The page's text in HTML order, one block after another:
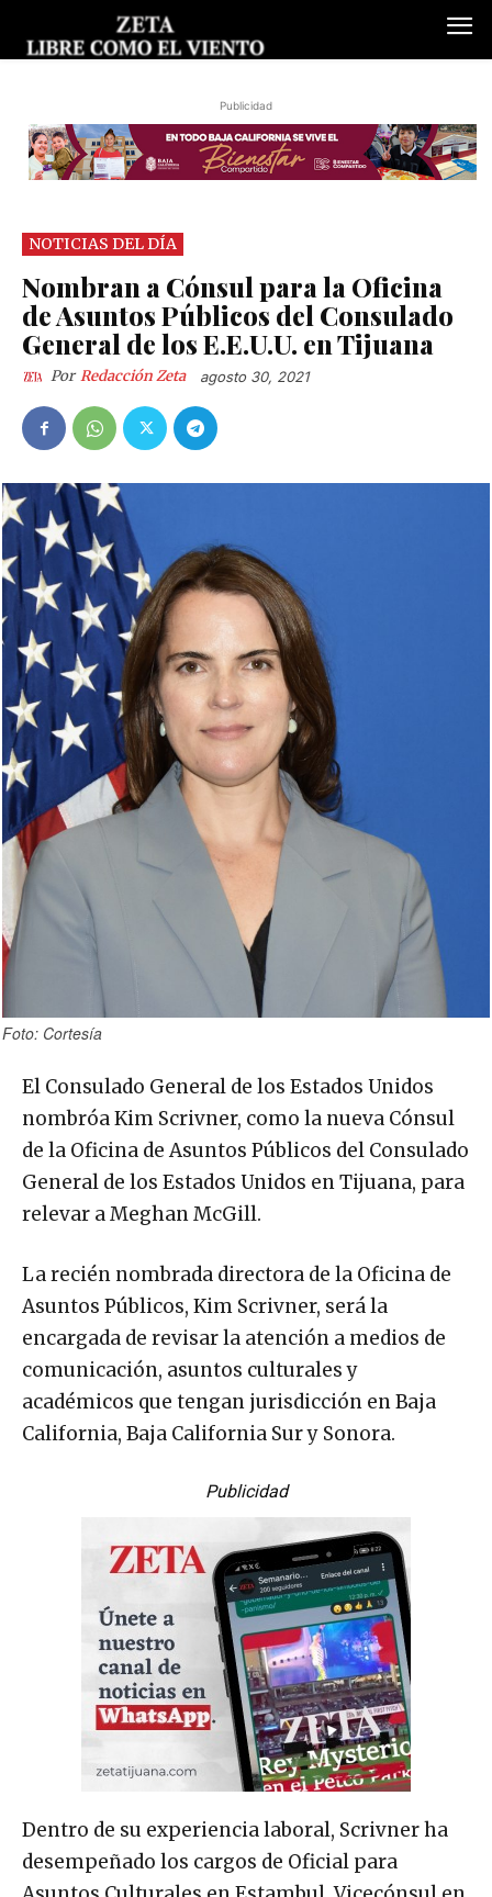
Publicidad
NOTICIAS DEL DÍA
Nombran a Cónsul para la Oficina
de Asuntos Públicos del Consulado
General de los E.E.U.U. en Tijuana
Por Redacción Zeta agosto 30, 2021
Foto: Cortesía
El Consulado General de los Estados Unidos
nombróa Kim Scrivner, como la nueva Cónsul
de la Oficina de Asuntos Públicos del Consulado
General de los Estados Unidos en Tijuana, para
relevar a Meghan McGill.
La recién nombrada directora de la Oficina de
Asuntos Públicos, Kim Scrivner, será la
encargada de revisar la atención a medios de
comunicación, asuntos culturales y
académicos que tengan jurisdicción en Baja
California, Baja California Sur y Sonora.
Publicidad
Dentro de su experiencia laboral, Scrivner ha
desempeñado los cargos de Oficial para